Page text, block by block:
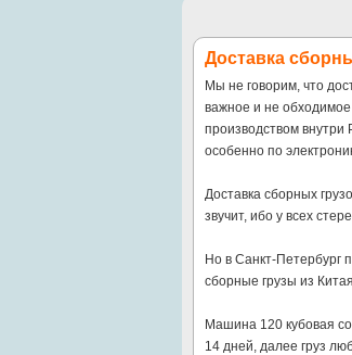
Доставка
Мы не говорим, что
важное и не
производством внутри
особенно по
Доставка сборных
звучит, ибо у всех
Но в Санкт-Петербург
сборные грузы из
Машина 120 кубовая
14 дней, далее груз